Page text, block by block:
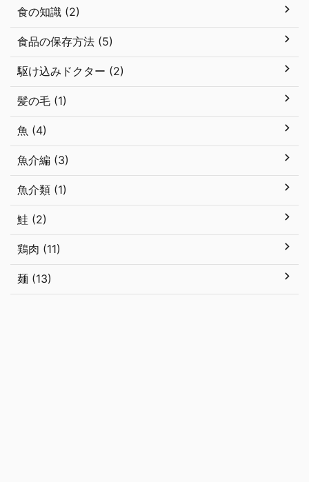
食の知識 (2)
食品の保存方法 (5)
駆け込みドクター (2)
髪の毛 (1)
魚 (4)
魚介編 (3)
魚介類 (1)
鮭 (2)
鶏肉 (11)
麺 (13)